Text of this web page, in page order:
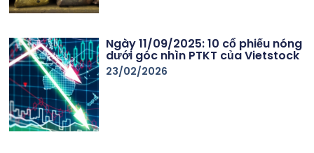
Ngày 11/09/2025: 10 cổ phiếu nóng
dưới góc nhìn PTKT của Vietstock
23/02/2026